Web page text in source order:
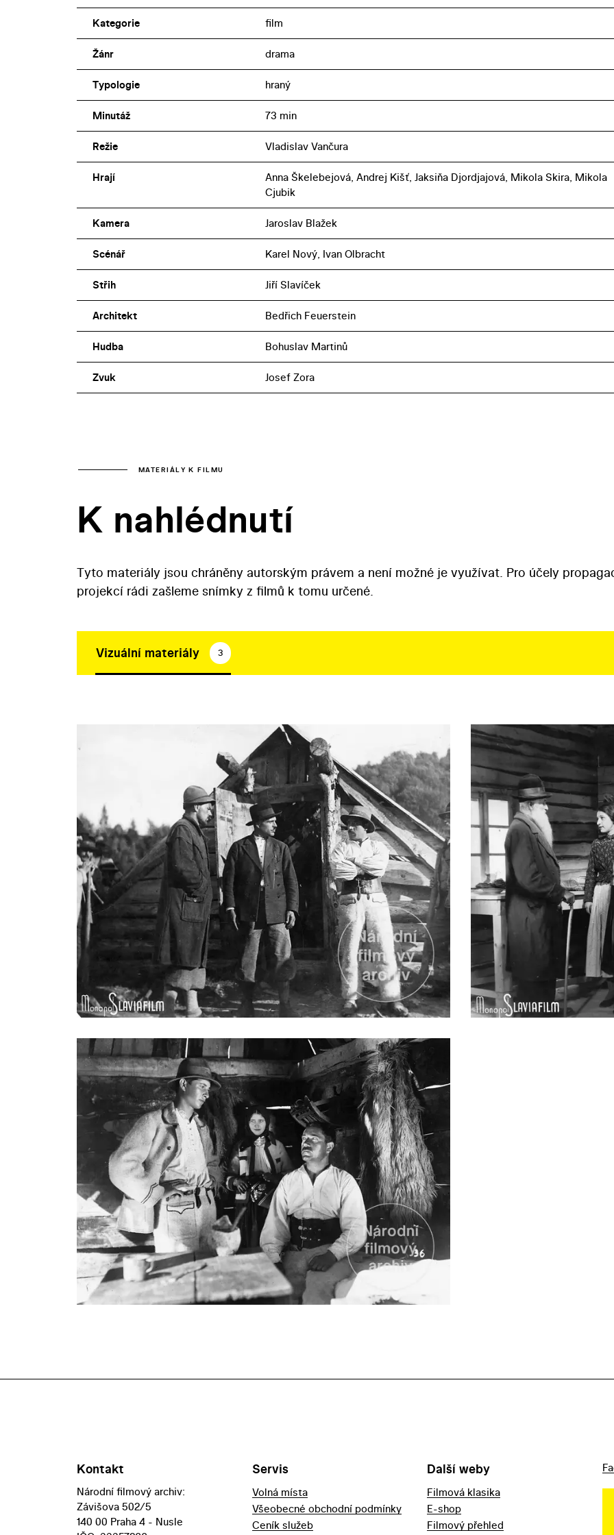
Kategorie film
Žánr drama
Typologie hraný
Minutáž 73 min
Režie Vladislav Vančura
Hrají
Anna Škelebejová, Andrej Kišť, Jaksiňa Djordjajová, Mikola Skira, Mikola
Cjubik
Kamera Jaroslav Blažek
Scénář Karel Nový, Ivan Olbracht
Střih Jiří Slavíček
Architekt Bedřich Feuerstein
Hudba Bohuslav Martinů
Zvuk Josef Zora
MATERIÁLY K FILMU
K nahlédnutí
Tyto materiály jsou chráněny autorským právem a není možné je využívat. Pro účely
projekcí rádi zašleme snímky z filmů k tomu určené.
Vizuální materiály 3
Kontakt
Národní filmový archiv:
Závišova 502/5
140 00 Praha 4 - Nusle
Servis
Volná místa
Všeobecné obchodní podmínky
Ceník služeb
Další weby
Filmová klasika
E-shop
Filmový přehled